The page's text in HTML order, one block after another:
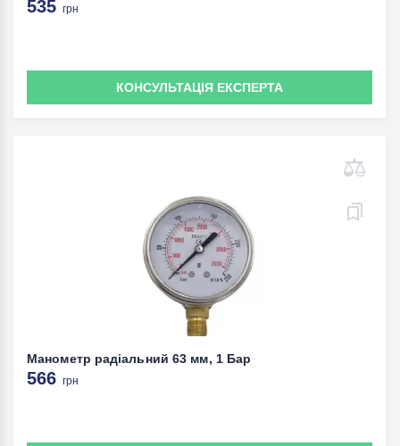
535 грн
КОНСУЛЬТАЦІЯ ЕКСПЕРТА
Манометр радіальний 63 мм, 1 Бар
566 грн